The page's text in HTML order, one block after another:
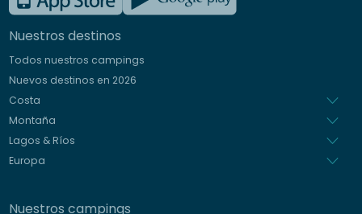
Inglés
Alemán
Nuestros destinos
Todos nuestros campings
Nuevos destinos en 2026
Costa
Montaña
Lagos & Ríos
Europa
Nuestros campings